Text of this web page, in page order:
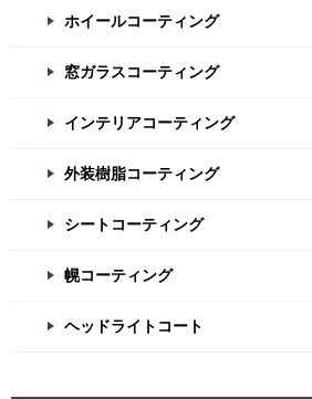
ホイールコーティング
窓ガラスコーティング
インテリアコーティング
外装樹脂コーティング
シートコーティング
幌コーティング
ヘッドライトコート